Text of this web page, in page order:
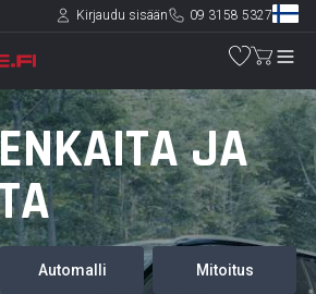
Kirjaudu sisään 09 3158 5327
JA
Automalli Mitoitus